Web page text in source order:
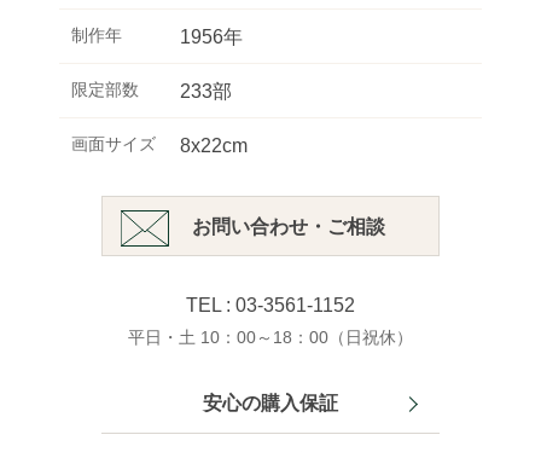
制作年 1956年
限定部数 233部
画面サイズ 8x22cm
お問い合わせ・ご相談
TEL : 03-3561-1152
平日・土 10：00～18：00（日祝休）
安心の購入保証